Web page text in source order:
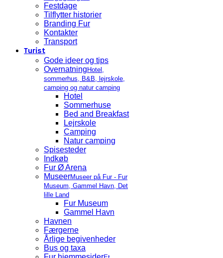
Festdage
Tilflytter historier
Branding Fur
Kontakter
Transport
Turist
Gode ideer og tips
Overnatning Hotel,
sommerhus, B&B, lejrskole,
camping og natur camping
Hotel
Sommerhuse
Bed and Breakfast
Lejrskole
Camping
Natur camping
Spisesteder
Indkøb
Fur Ø Arena
MuseerMuseer på Fur - Fur
Museum, Gammel Havn, Det
lille Land
Fur Museum
Gammel Havn
Havnen
Færgerne
Årlige begivenheder
Bus og taxa